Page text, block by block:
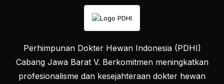
Perhimpunan Dokter Hewan Indonesia (PDHI)
Cabang Jawa Barat V. Berkomitmen meningkatkan
profesionalisme dan kesejahteraan dokter hewan